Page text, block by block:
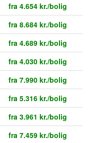
fra 4.654 kr./bolig
fra 8.684 kr./bolig
fra 4.689 kr./bolig
fra 4.030 kr./bolig
fra 7.990 kr./bolig
fra 5.316 kr./bolig
fra 3.961 kr./bolig
fra 7.459 kr./bolig